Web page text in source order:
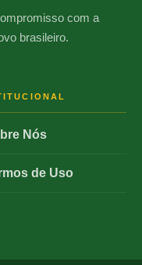
com a
brasileiro.
Nós
de Uso